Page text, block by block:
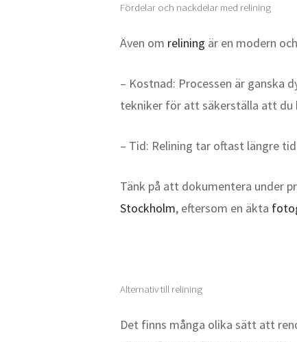
Fördelar och nackdelar med relining
Även om relining är en modern
– Kostnad: Processen är ganska
tekniker för att säkerställa att du
– Tid: Relining tar oftast längre
Tänk på att dokumentera under
Stockholm, eftersom en äkta
Alternativ till relining
Det finns många olika sätt att